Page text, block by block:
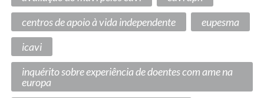
centros de apoio à vida independente
eupesma
icavi
inquérito sobre experiência de doentes com ame na
europa